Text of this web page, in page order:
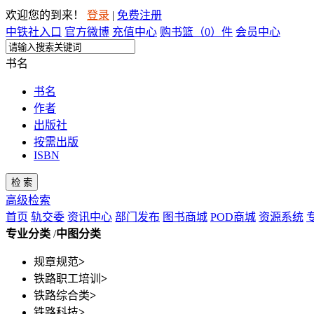
欢迎您的到来！ 登录 | 免费注册
中铁社入口 官方微博 充值中心 购书篮（0）件 会员中心
书名
书名
作者
出版社
按需出版
ISBN
检 索
高级检索
首页 轨交委 资讯中心 部门发布 图书商城 POD商城 资源系统
专业分类 /中图分类
规章规范>
铁路职工培训 >
铁路综合类>